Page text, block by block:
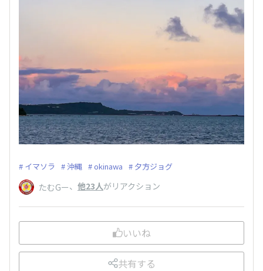
イマソラ 沖縄 okinawa 夕方ジョグ
たむGー、 他23人がリアクション
いいね
共有する